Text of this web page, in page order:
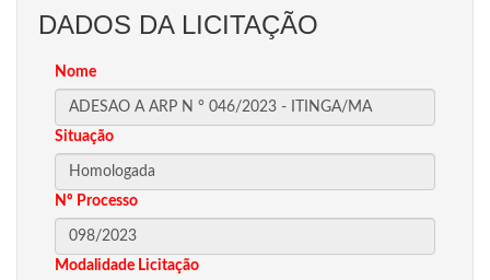
DADOS DA LICITAÇÃO
Nome
Situação
Nº Processo
Modalidade Licitação